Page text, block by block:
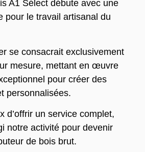
A1 Sélect débute avec une
pour le travail artisanal du
se consacrait exclusivement
mesure, mettant en œuvre
pour créer des
personnalisées.
d’offrir un service complet,
notre activité pour devenir
de bois brut.